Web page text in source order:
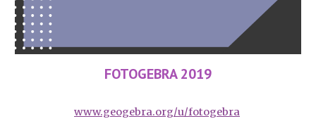
FOTOGEBRA 2019
www.geogebra.org/u/fotogebra